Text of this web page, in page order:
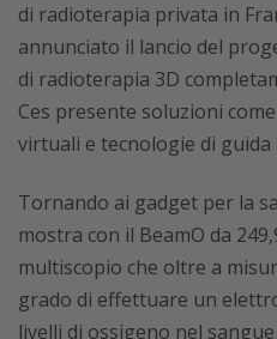
di radioterapia privata in
annunciato il lancio del
di radioterapia 3D
Ces presente soluzioni
virtuali e tecnologie di
Tornando ai gadget per la
mostra con il BeamO da
multiscopio che oltre a
grado di effettuare un
livelli di ossigeno nel